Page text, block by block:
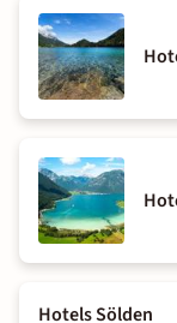
Hotels Sölden